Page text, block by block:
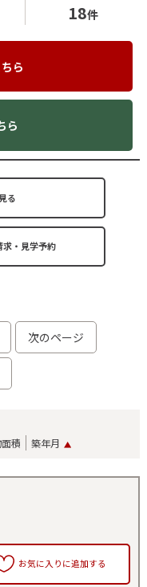
18件
ら
ら
る
次のページ
積 築年月
お気に入りに追加する